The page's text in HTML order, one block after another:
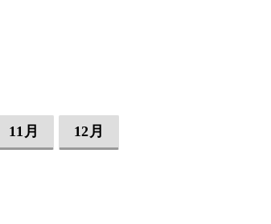
11月 12月